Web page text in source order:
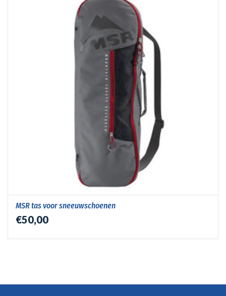
MSR tas voor sneeuwschoenen
€50,00